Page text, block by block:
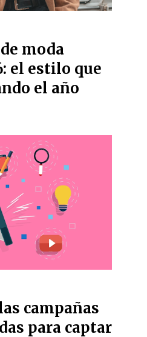
moda
el estilo que
el año
campañas
para captar